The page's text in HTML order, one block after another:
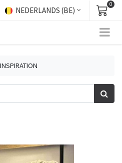
NEDERLANDS (BE)
0
INSPIRATION